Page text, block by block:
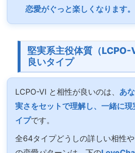
恋愛がぐっと楽しくなります。
堅実系主役体質（LCPO-
良いタイプ
LCPO-VI と相性が良いのは、 あ
実さをセットで理解し、一緒に現
イプです。
全64タイプどうしの詳しい相性